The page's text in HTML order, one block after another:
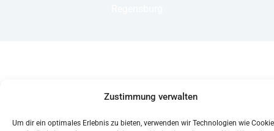
Zustimmung verwalten
Um dir ein optimales Erlebnis zu bieten, verwenden wir Technologien wie